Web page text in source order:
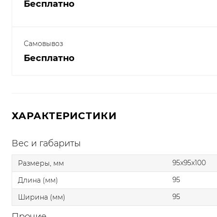
Бесплатно
Самовывоз
Бесплатно
ХАРАКТЕРИСТИКИ
Вес и габариты
Размеры, мм
95x95x100
Длина (мм)
95
Ширина (мм)
95